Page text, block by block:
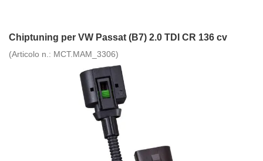
Chiptuning per VW Passat (B7) 2.0 TDI CR 136 cv
(Articolo n.: MCT.MAM_3306)